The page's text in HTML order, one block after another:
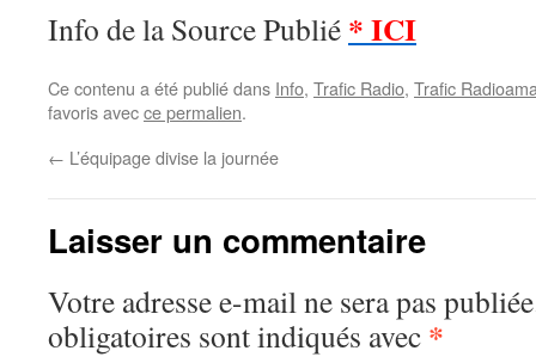
Info de la Source Publié * ICI
Ce contenu a été publié dans Info, Trafic Radio, Trafic
favoris avecce permalien.
← L’équipage divise la journée
Laisser un commentaire
Votre adresse e-mail ne sera pas
obligatoires sont indiqués avec *